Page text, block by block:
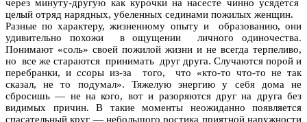
через минуту-другую как курочки на насесте чинно усядется
целый отряд нарядных, убеленных сединами пожилых женщин.
Разные по характеру, жизненному опыту и образованию, они
удивительно похожи в ощущении личного одиночества.
Понимают «соль» своей пожилой жизни и не всегда терпеливо,
но все же стараются принимать друг друга. Случаются порой и
перебранки, и ссоры из-за того, что «кто-то что-то не так
сказал, не то подумал». Тяжелую энергию у себя дома не
сбросишь — не на кого, вот и разоряются друг на друга без
видимых причин. В такие моменты неожиданно появляется
спасательный круг — небольшого ростика приятной наружности